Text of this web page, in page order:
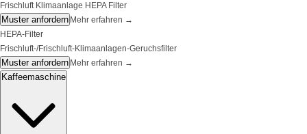
Frischluft Klimaanlage HEPA Filter
Muster anfordern Mehr erfahren →
HEPA-Filter
Frischluft-/Frischluft-Klimaanlagen-Geruchsfilter
Muster anfordern Mehr erfahren →
Kaffeemaschine